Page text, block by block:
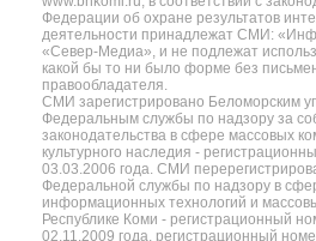
Федерации об охране результатов
деятельности принадлежат СМИ:
«Север-Медиа», и не подлежат
какой бы то ни было форме без
правообладателя.
СМИ зарегистрировано Беломорским
Федеральным службы по надзору за
законодательства в сфере массовых
культурного наследия -
03.03.2006 года. СМИ
Федеральной службы по надзору в
информационных технологий и
Республике Коми - регистрационный
02.11.2009 года, регистрационный